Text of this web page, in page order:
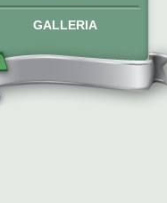
GALLERIA